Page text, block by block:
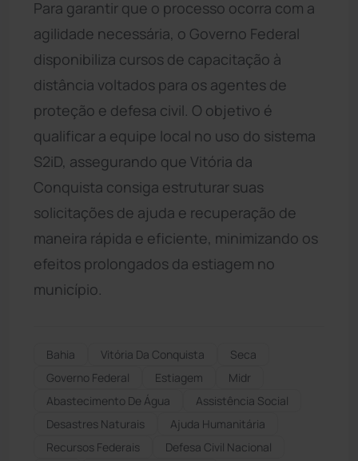
Para garantir que o processo ocorra com a
agilidade necessária, o Governo Federal
disponibiliza cursos de capacitação à
distância voltados para os agentes de
proteção e defesa civil. O objetivo é
qualificar a equipe local no uso do sistema
S2iD, assegurando que Vitória da
Conquista consiga estruturar suas
solicitações de ajuda e recuperação de
maneira rápida e eficiente, minimizando os
efeitos prolongados da estiagem no
município.
Bahia Vitória Da Conquista
Seca
Governo Federal
Estiagem
Midr
Abastecimento De Água
Assistência Social
Desastres Naturais
Ajuda Humanitária
Recursos Federais
Defesa Civil Nacional